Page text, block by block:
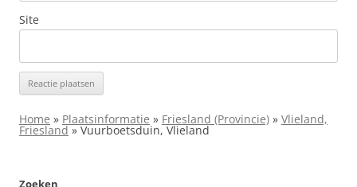
Site
Home » Plaatsinformatie » Friesland (Provincie) » Vlieland,
Friesland »Vuurboetsduin, Vlieland
Zoeken